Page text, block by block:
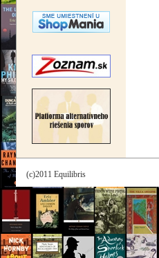
(c)2011 Equilibris